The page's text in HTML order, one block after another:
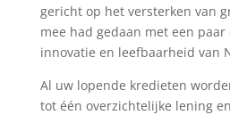
gericht op het versterken van
mee had gedaan met een
innovatie en leefbaarheid van
Al uw lopende kredieten
tot één overzichtelijke lening